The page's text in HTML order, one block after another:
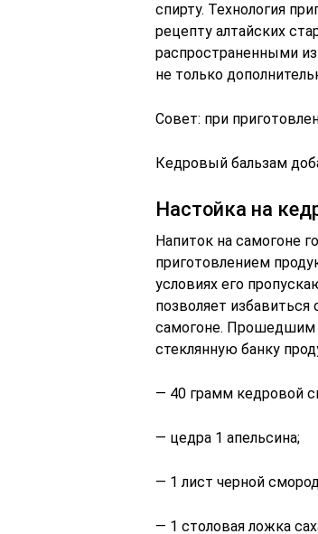
спирту. Технология
рецепту алтайских
распространенными
не только
Совет: при
Кедровый бальзам
Настойка на
Напиток на самогоне
приготовлением
условиях его
позволяет
самогоне. Прошедшим
стеклянную банку
— 40 грамм кедровой
— цедра 1 апельсина;
— 1 лист черной
— 1 столовая ложка